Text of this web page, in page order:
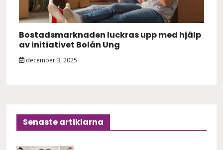
Bostadsmarknaden luckras upp med hjälp
av initiativet Bolån Ung
december 3, 2025
Senaste artiklarna